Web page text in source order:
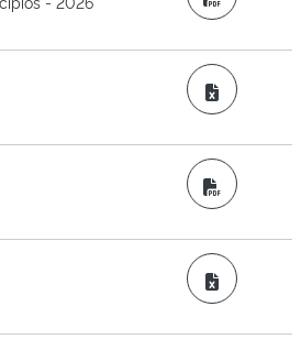
Excel
PDF
Excel